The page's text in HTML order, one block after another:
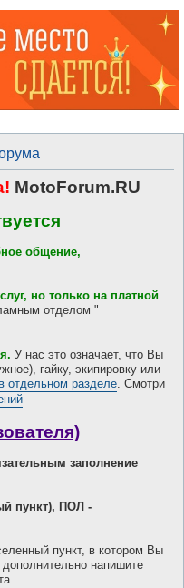
MotoForum.RU
общение,
но только на платной
отделом "
У нас это означает, что Вы
гайку, экипировку или
в отдельном разделе. Смотри
заполнение
пункт), ПОЛ -
пункт, в котором Вы
напишите